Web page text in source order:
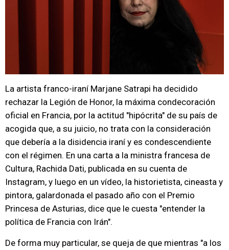
La artista franco-iraní Marjane Satrapi ha decidido
rechazar la Legión de Honor, la máxima condecoración
oficial en Francia, por la actitud "hipócrita" de su país de
acogida que, a su juicio, no trata con la consideración
que debería a la disidencia iraní y es condescendiente
con el régimen. En una carta a la ministra francesa de
Cultura, Rachida Dati, publicada en su cuenta de
Instagram, y luego en un vídeo, la historietista, cineasta y
pintora, galardonada el pasado año con el Premio
Princesa de Asturias, dice que le cuesta "entender la
política de Francia con Irán".
De forma muy particular, se queja de que mientras "a los